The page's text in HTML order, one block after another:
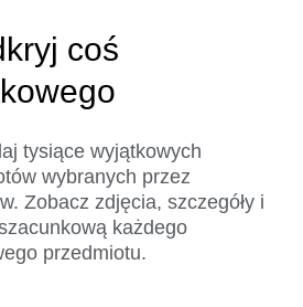
coś
tysiące wyjątkowych
wybranych przez
Zobacz zdjęcia, szczegóły i
każdego
przedmiotu.